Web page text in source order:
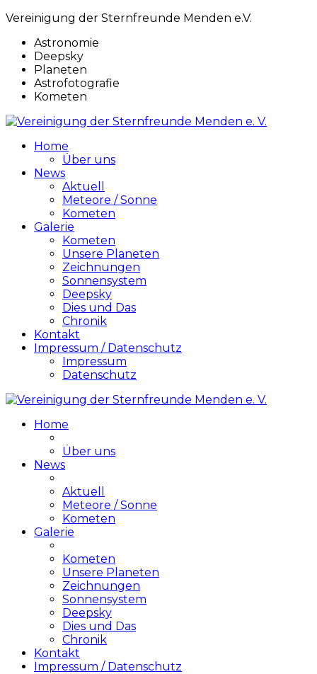
Vereinigung der Sternfreunde Menden e.V.
Astronomie
Deepsky
Planeten
Astrofotografie
Kometen
Home
Über uns
News
Aktuell
Meteore / Sonne
Kometen
Galerie
Kometen
Unsere Planeten
Zeichnungen
Sonnensystem
Deepsky
Dies und Das
Chronik
Kontakt
Impressum / Datenschutz
Impressum
Datenschutz
Home
Über uns
News
Aktuell
Meteore / Sonne
Kometen
Galerie
Kometen
Unsere Planeten
Zeichnungen
Sonnensystem
Deepsky
Dies und Das
Chronik
Kontakt
Impressum / Datenschutz